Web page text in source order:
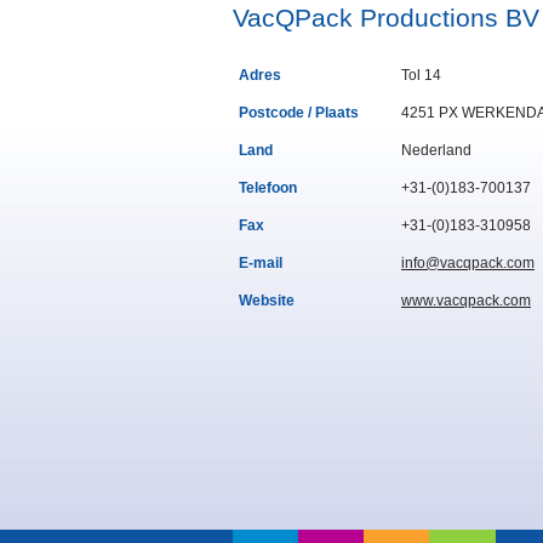
VacQPack Productions BV
Adres Tol 14
Postcode / Plaats 4251 PX
Land Nederland
Telefoon +31-(0)183-700137
Fax +31-(0)183-310958
E-mail info@vacqpack.com
Website www.vacqpack.com